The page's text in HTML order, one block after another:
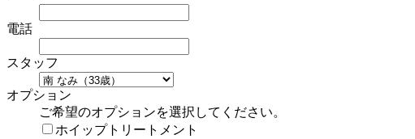
電話
スタッフ
オプション
ご希望のオプションを選択してください。
ホイップトリートメント